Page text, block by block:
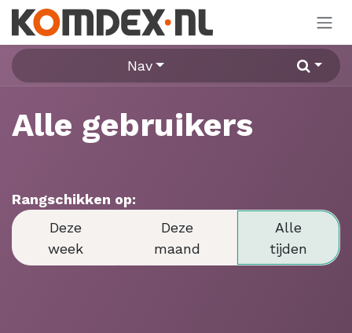
Overslaan naar inhoud
Nav
Alle gebruikers
Rangschikken op:
Deze
week
Deze
maand
Alle
tijden